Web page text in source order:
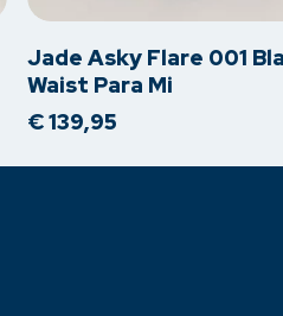
heeft
meerdere
variaties.
Deze
kan
Jade Asky Flare 001
Waist Para Mi
€139,95